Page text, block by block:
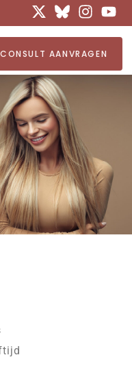
CONSULT AANVRAGEN